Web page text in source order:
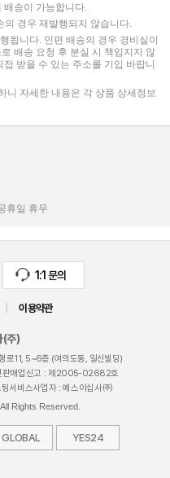
배송이 가능합니다.
의 경우 재발행되지 않습니다.
됩니다. 인편 배송의 경우 경비실이
배송 요청 후 분실 시 책임지지 않
받을 수 있는 주소를 기입 바랍니
니 자세한 내용은 각 상품 상세정보
휴일 휴무
1:1 문의
이용약관
(주)
로11, 5~6층 (여의도동, 일신빌딩)
판매업신고 : 제2005-02682호
팅서비스사업자 : 예스이십사㈜
Rights Reserved.
GLOBAL YES24